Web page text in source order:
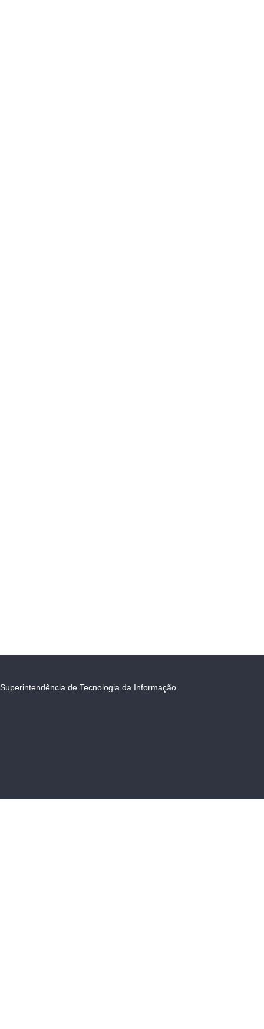
Superintendência de Tecnologia da Informação